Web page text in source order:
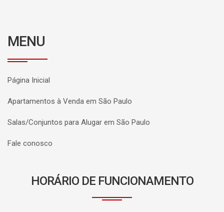
MENU
Página Inicial
Apartamentos à Venda em São Paulo
Salas/Conjuntos para Alugar em São Paulo
Fale conosco
HORÁRIO DE FUNCIONAMENTO